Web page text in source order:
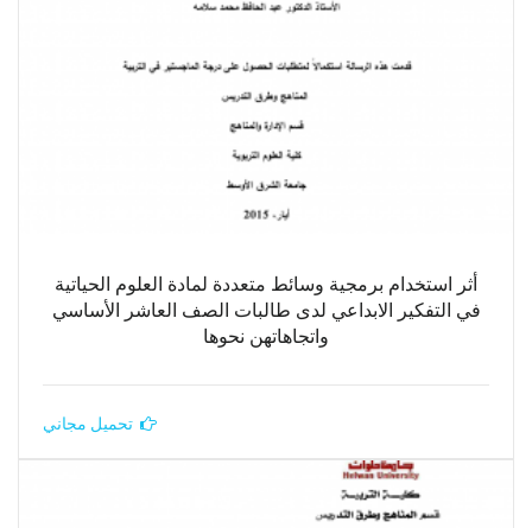
أثر استخدام برمجية وسائط متعددة لمادة العلوم الحياتية
في التفكير الابداعي لدى طالبات الصف العاشر الأساسي
واتجاهاتهن نحوها
تحميل مجاني